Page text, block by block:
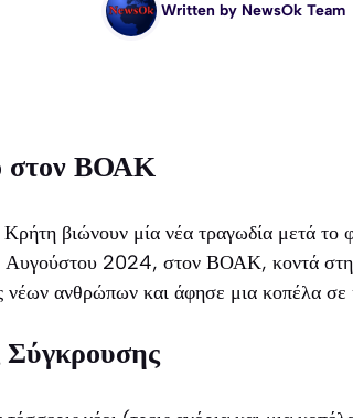
Written by NewsOk Team
στον ΒΟΑΚ
βιώνουν μία νέα τραγωδία μετά το
Αυγούστου 2024, στον ΒΟΑΚ, κοντά
νέων ανθρώπων και άφησε μια κοπέλα σε
Σύγκρουσης